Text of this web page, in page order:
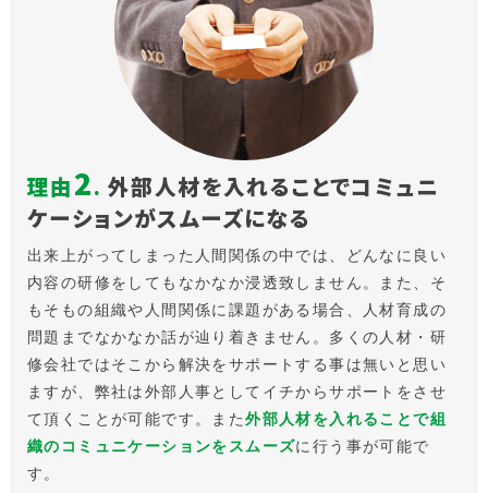
理由2. 外部人材を入れることでコミュニ
ケーションがスムーズになる
出来上がってしまった人間関係の中では、どんなに良い
内容の研修をしてもなかなか浸透致しません。また、そ
もそもの組織や人間関係に課題がある場合、人材育成の
問題までなかなか話が辿り着きません。多くの人材・研
修会社ではそこから解決をサポートする事は無いと思い
ますが、弊社は外部人事としてイチからサポートをさせ
て頂くことが可能です。また外部人材を入れることで組
織のコミュニケーションをスムーズに行う事が可能で
す。